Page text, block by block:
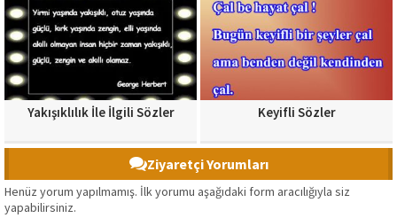
Yakışıklılık İle İlgili Sözler Keyifli Sözler
Ziyaretçi Yorumları
Henüz yorum yapılmamış. İlk yorumu aşağıdaki form aracılığıyla siz
yapabilirsiniz.